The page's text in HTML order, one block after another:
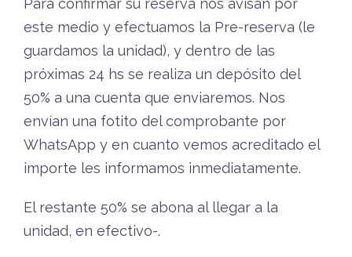
Para confirmar su reserva nos avisan por
este medio y efectuamos la Pre-reserva (le
guardamos la unidad), y dentro de las
próximas 24 hs se realiza un depósito del
50% a una cuenta que enviaremos. Nos
envían una fotito del comprobante por
WhatsApp y en cuanto vemos acreditado el
importe les informamos inmediatamente.
El restante 50% se abona al llegar a la
unidad, en efectivo-.